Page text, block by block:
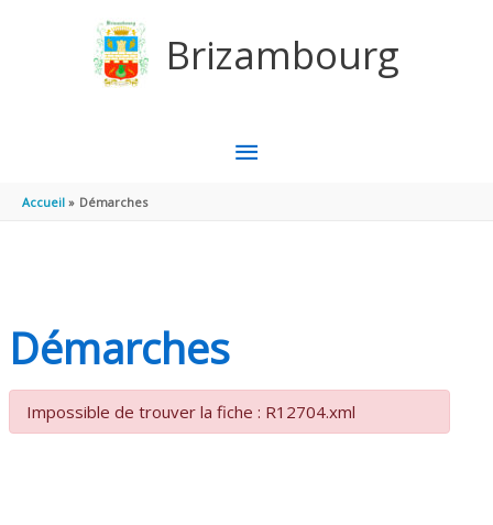
Brizambourg
MENU
Accueil Démarches
Démarches
Impossible de trouver la fiche : R12704.xml